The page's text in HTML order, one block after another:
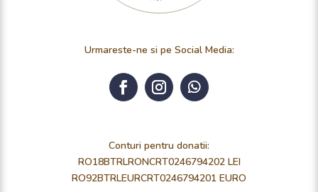
Urmareste-ne si pe Social Media:
Conturi pentru donatii:
RO18BTRLRONCRT0246794202 LEI
RO92BTRLEURCRT0246794201 EURO